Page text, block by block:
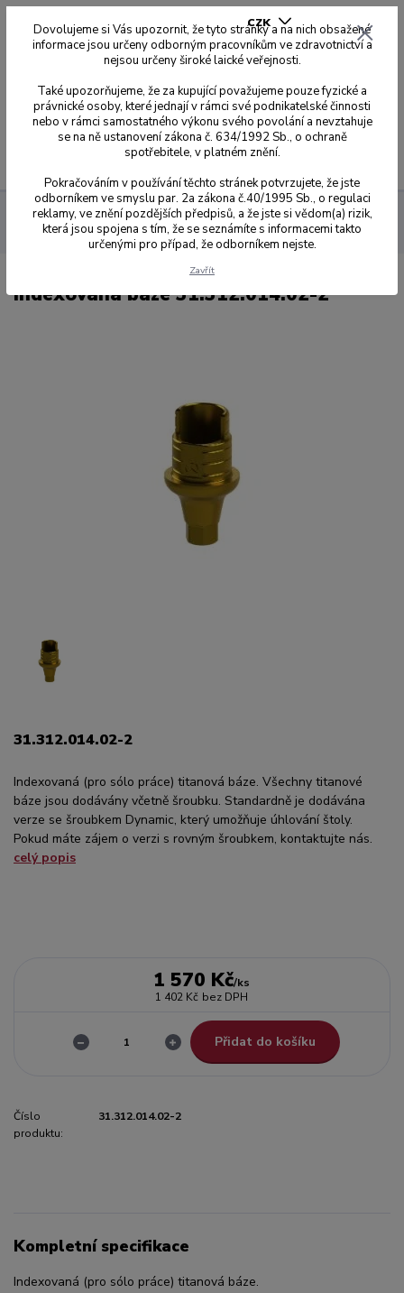
CZK
0,00 Kč
Dynamic Abutment Solution
Přehled kompatibilit dle kódů
014
Indexovaná báze 31.312.014.02-2
Indexovaná báze 31.312.014.02-2
31.312.014.02-2
Indexovaná (pro sólo práce) titanová báze. Všechny titanové
báze jsou dodávány včetně šroubku. Standardně je dodávána
verze se šroubkem Dynamic, který umožňuje úhlování štoly.
Pokud máte zájem o verzi s rovným šroubkem, kontaktujte nás.
celý popis
1 570 Kč/ks
1 402 Kč bez DPH
Přidat do košíku
Číslo
produktu:
31.312.014.02-2
Kompletní specifikace
Indexovaná (pro sólo práce) titanová báze.
Dovolujeme si Vás upozornit, že tyto stránky a na nich obsažené
informace jsou určeny odborným pracovníkům ve zdravotnictví a
nejsou určeny široké laické veřejnosti.
Také upozorňujeme, že za kupující považujeme pouze fyzické a
právnické osoby, které jednají v rámci své podnikatelské činnosti
nebo v rámci samostatného výkonu svého povolání a nevztahuje
se na ně ustanovení zákona č. 634/1992 Sb., o ochraně
spotřebitele, v platném znění.
Pokračováním v používání těchto stránek potvrzujete, že jste
odborníkem ve smyslu par. 2a zákona č.40/1995 Sb., o regulaci
reklamy, ve znění pozdějších předpisů, a že jste si vědom(a) rizik,
která jsou spojena s tím, že se seznámíte s informacemi takto
určenými pro případ, že odborníkem nejste.
Zavřít